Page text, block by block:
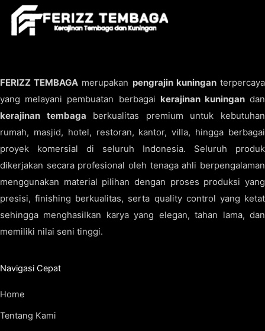
FERIZZ TEMBAGA merupakan pengrajin kuninganterpercaya
yang melayani pembuatan berbagai kerajinan kuningandan
kerajinan tembaga berkualitas premium untuk kebutuhan
rumah, masjid, hotel, restoran, kantor, villa, hingga berbagai
proyek komersial di seluruh Indonesia. Seluruh produk
dikerjakan secara profesional oleh tenaga ahli berpengalaman
menggunakan material pilihan dengan proses produksi yang
presisi, finishing berkualitas, serta quality control yang ketat
sehingga menghasilkan karya yang elegan, tahan lama, dan
memiliki nilai seni tinggi.
Navigasi Cepat
Home
Tentang Kami